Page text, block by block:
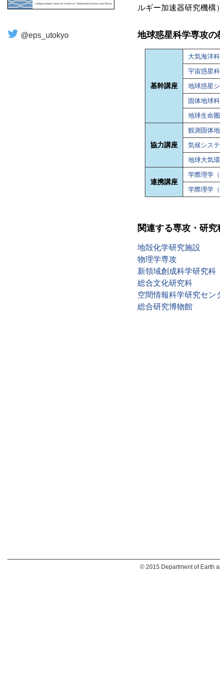
@eps_utokyo
ルギー加速器研究機構
地球惑星科学専攻の
基幹講座
大気海洋
宇宙惑星
地球惑星
固体地球
地球生命
協力講座
観測固体
気候シス
地球大気
連携講座
学際理学
学際理学
関連する専攻・研
地殻化学研究施設
物理学専攻
新領域創成科学研究科
総合文化研究科
空間情報科学研究セン
総合研究博物館
© 2015 Department of Earth